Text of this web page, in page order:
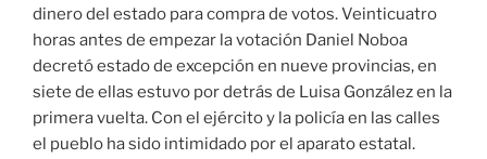
dinero del estado para compra de votos. Veinticuatro
horas antes de empezar la votación Daniel Noboa
decretó estado de excepción en nueve provincias, en
siete de ellas estuvo por detrás de Luisa González en la
primera vuelta. Con el ejército y la policía en las calles
el pueblo ha sido intimidado por el aparato estatal.